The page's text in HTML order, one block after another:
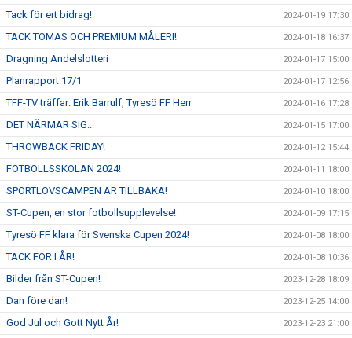
Tack för ert bidrag! 2024-01-19 17:30
TACK TOMAS OCH PREMIUM MÅLERI! 2024-01-18 16:37
Dragning Andelslotteri 2024-01-17 15:00
Planrapport 17/1 2024-01-17 12:56
TFF-TV träffar: Erik Barrulf, Tyresö FF Herr 2024-01-16 17:28
DET NÄRMAR SIG.. 2024-01-15 17:00
THROWBACK FRIDAY! 2024-01-12 15:44
FOTBOLLSSKOLAN 2024! 2024-01-11 18:00
SPORTLOVSCAMPEN ÄR TILLBAKA! 2024-01-10 18:00
ST-Cupen, en stor fotbollsupplevelse! 2024-01-09 17:15
Tyresö FF klara för Svenska Cupen 2024! 2024-01-08 18:00
TACK FÖR I ÅR! 2024-01-08 10:36
Bilder från ST-Cupen! 2023-12-28 18:09
Dan före dan! 2023-12-25 14:00
God Jul och Gott Nytt År! 2023-12-23 21:00